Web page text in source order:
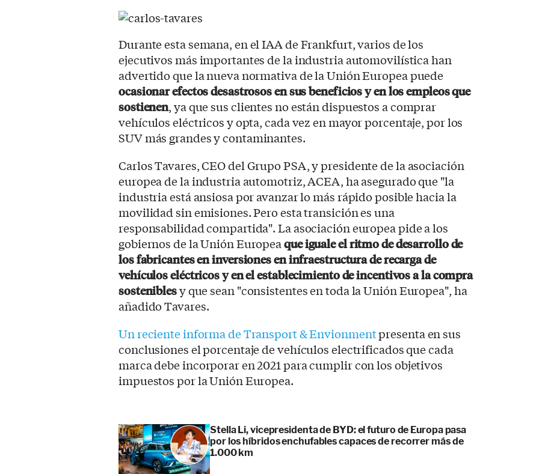
Durante esta semana, en el IAA de Frankfurt, varios de los
ejecutivos más importantes de la industria automovilística han
advertido que la nueva normativa de la Unión Europea puede
ocasionar efectos desastrosos en sus beneficios y en los empleos que
sostienen, ya que sus clientes no están dispuestos a comprar
vehículos eléctricos y opta, cada vez en mayor porcentaje, por los
SUV más grandes y contaminantes.
Carlos Tavares, CEO del Grupo PSA, y presidente de la asociación
europea de la industria automotriz, ACEA, ha asegurado que "la
industria está ansiosa por avanzar lo más rápido posible hacia la
movilidad sin emisiones. Pero esta transición es una
responsabilidad compartida". La asociación europea pide a los
gobiernos de la Unión Europeaque iguale el ritmo de desarrollo de
los fabricanteseninversiones en infraestructura de recarga de
vehículos eléctricosy en el establecimiento de incentivos a la compra
sosteniblesy que sean "consistentes en toda la Unión Europea", ha
añadido Tavares.
Un reciente informa de Transport & Envionmentpresenta en sus
conclusiones el porcentaje de vehículos electrificados que cada
marca debe incorporar en 2021 para cumplir con los objetivos
impuestos por la Unión Europea.
Stella Li, vicepresidenta de BYD: el futuro de Europa pasa
por los híbridos enchufables capaces de recorrer más de
1.000 km